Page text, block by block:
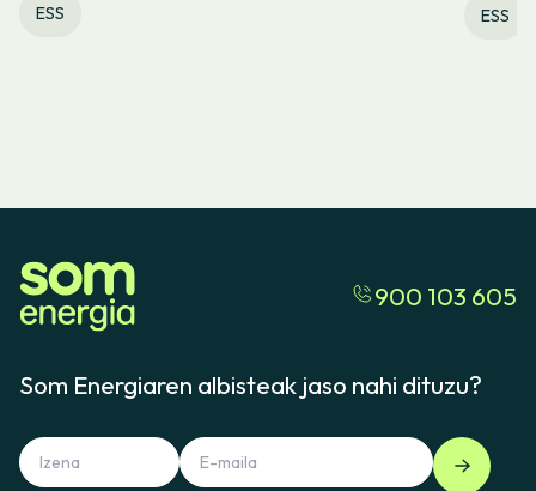
ESS ESS
900 103 605
Som Energiaren albisteak jaso nahi dituzu?